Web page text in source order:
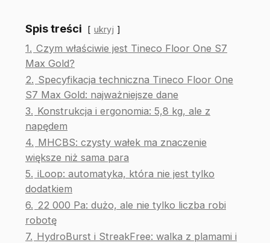
Spis treści ukryj
1. Czym właściwie jest Tineco Floor One S7
Max Gold?
2. Specyfikacja techniczna Tineco Floor One
S7 Max Gold: najważniejsze dane
3. Konstrukcja i ergonomia: 5,8 kg, ale z
napędem
4. MHCBS: czysty wałek ma znaczenie
większe niż sama para
5. iLoop: automatyka, która nie jest tylko
dodatkiem
6. 22 000 Pa: dużo, ale nie tylko liczba robi
robotę
7. HydroBurst i StreakFree: walka z plamami i